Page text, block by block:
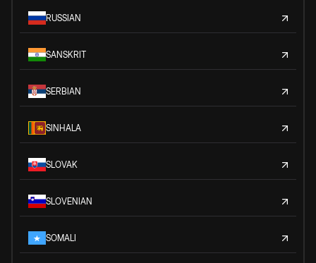
RUSSIAN
SANSKRIT
SERBIAN
SINHALA
SLOVAK
SLOVENIAN
SOMALI